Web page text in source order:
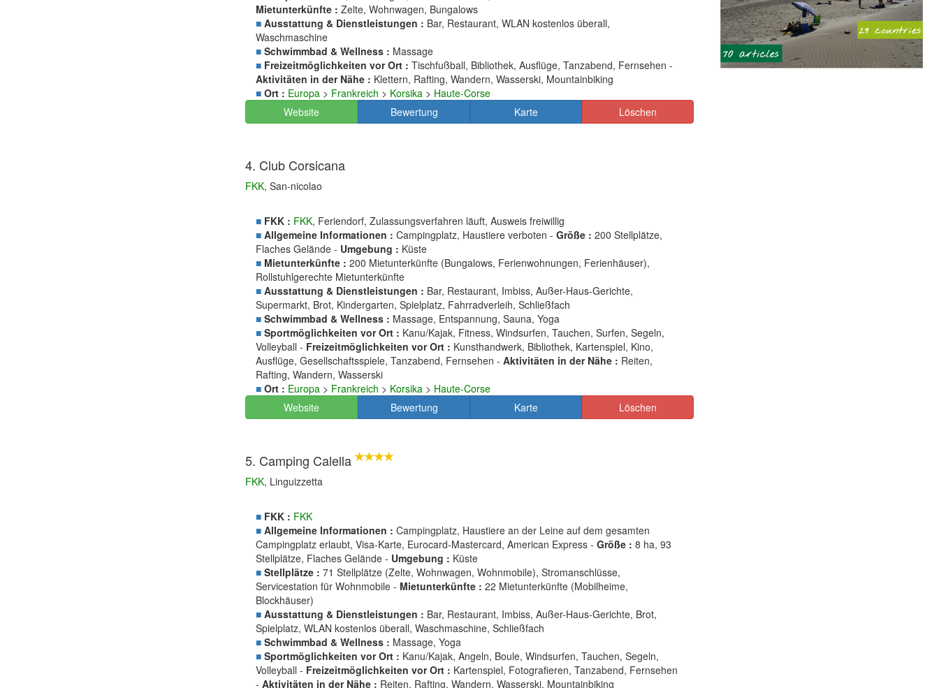
Mietunterkünfte : Zelte, Wohnwagen, Bungalows
■ Ausstattung & Dienstleistungen : Bar, Restaurant, WLAN kostenlos überall,
Waschmaschine
■ Schwimmbad & Wellness : Massage
■ Freizeitmöglichkeiten vor Ort : Tischfußball, Bibliothek, Ausflüge, Tanzabend, Fernsehen -
Aktivitäten in der Nähe : Klettern, Rafting, Wandern, Wasserski, Mountainbiking
■ Ort : Europa > Frankreich > Korsika > Haute-Corse
Website
Bewertung Karte Löschen
4. Club Corsicana
FKK, San-nicolao
■ FKK : FKK, Feriendorf, Zulassungsverfahren läuft, Ausweis freiwillig
■ Allgemeine Informationen : Campingplatz, Haustiere verboten - Größe : 200 Stellplätze,
Flaches Gelände - Umgebung : Küste
■ Mietunterkünfte : 200 Mietunterkünfte (Bungalows, Ferienwohnungen, Ferienhäuser),
Rollstuhlgerechte Mietunterkünfte
■ Ausstattung & Dienstleistungen : Bar, Restaurant, Imbiss, Außer-Haus-Gerichte,
Supermarkt, Brot, Kindergarten, Spielplatz, Fahrradverleih, Schließfach
■ Schwimmbad & Wellness : Massage, Entspannung, Sauna, Yoga
■ Sportmöglichkeiten vor Ort : Kanu/Kajak, Fitness, Windsurfen, Tauchen, Surfen, Segeln,
Volleyball - Freizeitmöglichkeiten vor Ort : Kunsthandwerk, Bibliothek, Kartenspiel, Kino,
Ausflüge, Gesellschaftsspiele, Tanzabend, Fernsehen - Aktivitäten in der Nähe : Reiten,
Rafting, Wandern, Wasserski
■ Ort : Europa > Frankreich > Korsika > Haute-Corse
Website
Bewertung Karte Löschen
5. Camping Calella
FKK, Linguizzetta
■ FKK : FKK
■ Allgemeine Informationen : Campingplatz, Haustiere an der Leine auf dem gesamten
Campingplatz erlaubt, Visa-Karte, Eurocard-Mastercard, American Express - Größe : 8 ha, 93
Stellplätze, Flaches Gelände - Umgebung : Küste
■ Stellplätze : 71 Stellplätze (Zelte, Wohnwagen, Wohnmobile), Stromanschlüsse,
Servicestation für Wohnmobile - Mietunterkünfte : 22 Mietunterkünfte (Mobilheime,
Blockhäuser)
■ Ausstattung & Dienstleistungen : Bar, Restaurant, Imbiss, Außer-Haus-Gerichte, Brot,
Spielplatz, WLAN kostenlos überall, Waschmaschine, Schließfach
■ Schwimmbad & Wellness : Massage, Yoga
■ Sportmöglichkeiten vor Ort : Kanu/Kajak, Angeln, Boule, Windsurfen, Tauchen, Segeln,
Volleyball - Freizeitmöglichkeiten vor Ort : Kartenspiel, Fotografieren, Tanzabend, Fernsehen
- Aktivitäten in der Nähe : Reiten, Rafting, Wandern, Wasserski, Mountainbiking